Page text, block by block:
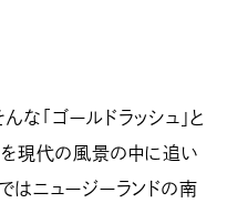
「ゴールドラッシュ」と
現代の風景の中に追い
はニュージーランドの南